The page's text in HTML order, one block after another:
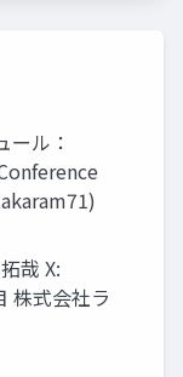
ル：
哉 X:
株式会社ラ